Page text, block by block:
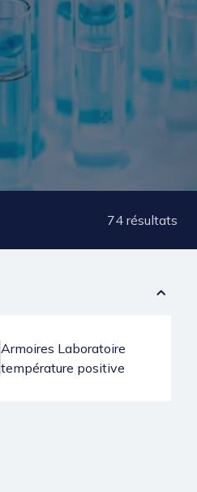
74 résultats
Armoires Laboratoire
température positive